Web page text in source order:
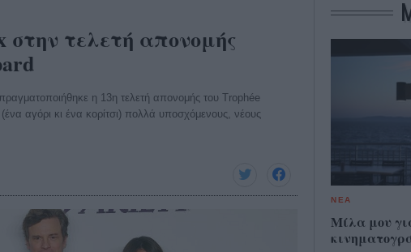
στην τελετή απονομής
η 13η τελετή απονομής του Trophée
αγόρι κι ένα κορίτσι) πολλά υποσχόμενους, νέους
ΝΕΑ
Μίλα μου